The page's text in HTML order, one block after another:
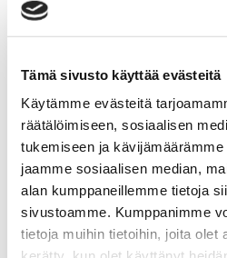
Tämä sivusto käyttää evästeitä
Käytämme evästeitä
räätälöimiseen, sosiaalisen
tukemiseen ja
jaamme sosiaalisen median,
alan kumppaneillemme tietoja
sivustoamme. Kumppanimme
tietoja muihin tietoihin, joita olet
Sitoutuminen
kehittämiseen
itsestään
Sp-Koti Akatemiassa opiskelu ei
siihen kannustetaan vahvasti.
kehittyminen ovat keskeisiä
myös siinä, kuinka koulutamme